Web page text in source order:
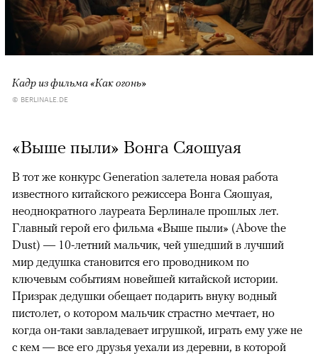
Кадр из фильма «Как огонь»
© BERLINALE.DE
«Выше пыли» Вонга Сяошуая
В тот же конкурс Generation залетела новая работа
известного китайского режиссера Вонга Сяошуая,
неоднократного лауреата Берлинале прошлых лет.
Главный герой его фильма «Выше пыли» (Above the
Dust) — 10-летний мальчик, чей ушедший в лучший
мир дедушка становится его проводником по
ключевым событиям новейшей китайской истории.
Призрак дедушки обещает подарить внуку водный
пистолет, о котором мальчик страстно мечтает, но
когда он-таки завладевает игрушкой, играть ему уже не
с кем — все его друзья уехали из деревни, в которой